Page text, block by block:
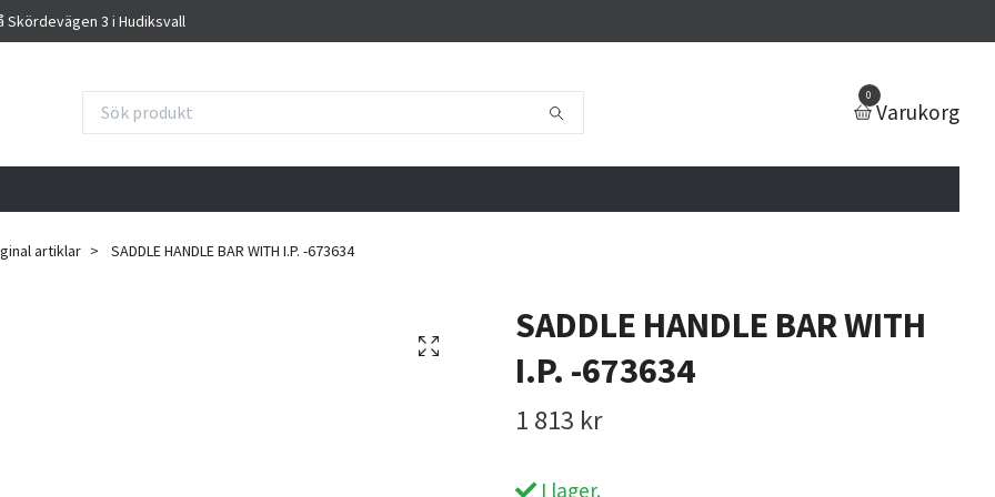
3 i Hudiksvall
0
Varukorg
artiklar SADDLE HANDLE BAR WITH I.P. -673634
SADDLE HANDLE BAR WITH
I.P. -673634
1 813 kr
I lager.